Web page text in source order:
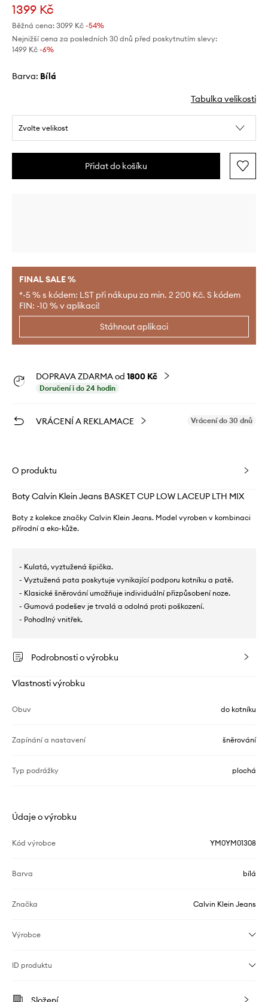
1399 Kč
Běžná cena: 3099 Kč -54%
Nejnižší cena za posledních 30 dnů před poskytnutím slevy:
1499 Kč -6%
Barva: bílá
Tabulka velikosti
Zvolte velikost
Přidat do košíku
FINAL SALE %
*-5 % s kódem: LST při nákupu za min. 2 200 Kč. S kódem
FIN: -10 % v aplikaci!
Stáhnout aplikaci
DOPRAVA ZDARMA od 1800 Kč
Doručení i do 24 hodin
VRÁCENÍ A REKLAMACE Vrácení do 30 dnů
O produktu
Boty Calvin Klein Jeans BASKET CUP LOW LACEUP LTH MIX
Boty z kolekce značky Calvin Klein Jeans. Model vyroben v kombinaci
přírodní a eko-kůže.
- Kulatá, vyztužená špička.
- Vyztužená pata poskytuje vynikající podporu kotníku a patě.
- Klasické šněrování umožňuje individuální přizpůsobení noze.
- Gumová podešev je trvalá a odolná proti poškození.
- Pohodlný vnitřek.
Podrobnosti o výrobku
Vlastnosti výrobku
Obuv do kotníku
Zapínání a nastavení šněrování
Typ podrážky plochá
Údaje o výrobku
Kód výrobce YM0YM01308
Barva bílá
Značka Calvin Klein Jeans
Výrobce
ID produktu